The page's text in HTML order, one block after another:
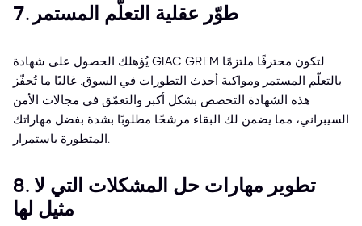
7. طوّر عقلية التعلّم المستمر
يُؤهلك الحصول على شهادة GIAC GREM لتكون محترفًا ملتزمًا
بالتعلّم المستمر ومواكبة أحدث التطورات في السوق. غالبًا ما تُحفّز
هذه الشهادة التخصص بشكل أكبر والتعمّق في مجالات الأمن
السيبراني، مما يضمن لك البقاء مرشحًا مطلوبًا بشدة بفضل مهاراتك
المتطورة باستمرار.
8. تطوير مهارات حل المشكلات التي لا
مثيل لها